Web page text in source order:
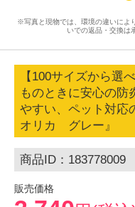
※写真と現物では、環境の違いによ
いでの返品・交換は
【100サイズから選
ものときに安心の防
やすい、ペット対応
オリカ グレー』
商品ID：183778009
販売価格